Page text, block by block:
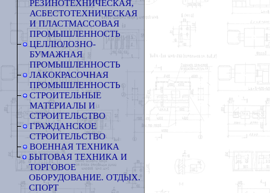
РЕЗИНОТЕХНИЧЕСКАЯ,
АСБЕСТОТЕХНИЧЕСКАЯ
И ПЛАСТМАССОВАЯ
ПРОМЫШЛЕННОСТЬ
ЦЕЛЛЮЛОЗНО-
БУМАЖНАЯ
ПРОМЫШЛЕННОСТЬ
ЛАКОКРАСОЧНАЯ
ПРОМЫШЛЕННОСТЬ
СТРОИТЕЛЬНЫЕ
МАТЕРИАЛЫ И
СТРОИТЕЛЬСТВО
ГРАЖДАНСКОЕ
СТРОИТЕЛЬСТВО
ВОЕННАЯ ТЕХНИКА
БЫТОВАЯ ТЕХНИКА И
ТОРГОВОЕ
ОБОРУДОВАНИЕ. ОТДЫХ.
СПОРТ